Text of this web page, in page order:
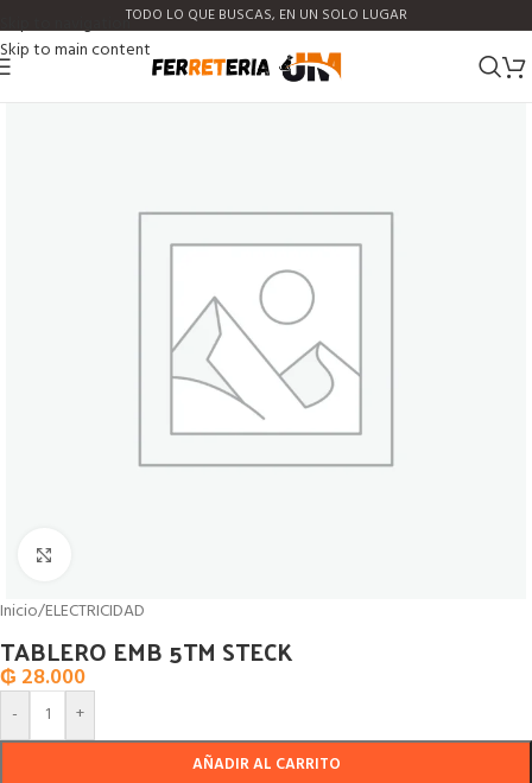
Skip to navigation
Skip to main content
TODO LO QUE BUSCAS, EN UN SOLO LUGAR
Inicio/ELECTRICIDAD
TABLERO EMB 5TM STECK
₲ 28.000
- +
AÑADIR AL CARRITO